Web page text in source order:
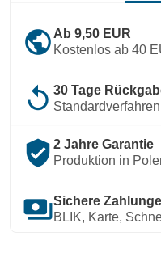
public Ab 9,50 EUR
Kostenlos ab 40
replay 30 Tage
Standardverfahren
verified_user 2 Jahre Garantie
Produktion in
paymentsSichere
BLIK, Karte,